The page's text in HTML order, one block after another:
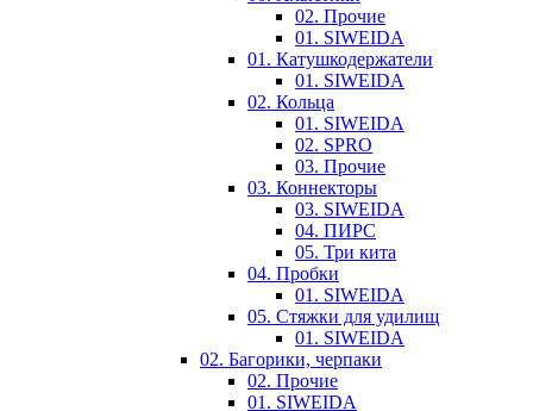
02. Прочие
01. SIWEIDA
01. Катушкодержатели
01. SIWEIDA
02. Кольца
01. SIWEIDA
02. SPRO
03. Прочие
03. Коннекторы
03. SIWEIDA
04. ПИРС
05. Три кита
04. Пробки
01. SIWEIDA
05. Стяжки для удилищ
01. SIWEIDA
02. Багорики, черпаки
02. Прочие
01. SIWEIDA